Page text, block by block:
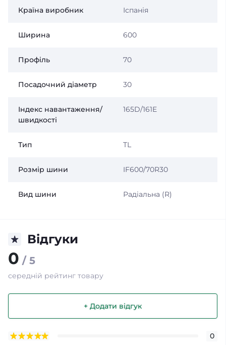
Країна виробник Іспанія
Ширина 600
Профіль 70
Посадочний діаметр 30
Індекс навантаження/
швидкості
165D/161E
Тип TL
Розмір шини IF600/70R30
Вид шини Радіальна (R)
Відгуки
0 / 5
середній рейтинг товару
+ Додати відгук
0